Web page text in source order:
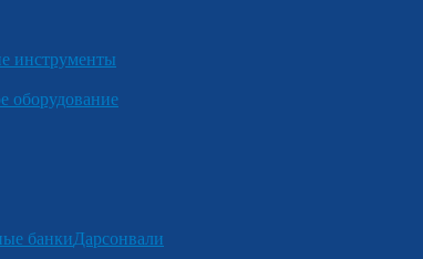
инструменты
оборудование
банкиДарсонвали